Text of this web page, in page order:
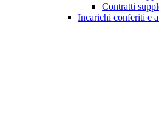
Contratti
Incarichi conferiti e